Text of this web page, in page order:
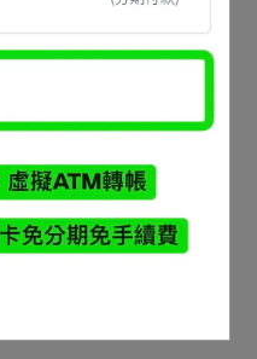
Unbent Technology
Fabric Base Tee
NT$590NT$980